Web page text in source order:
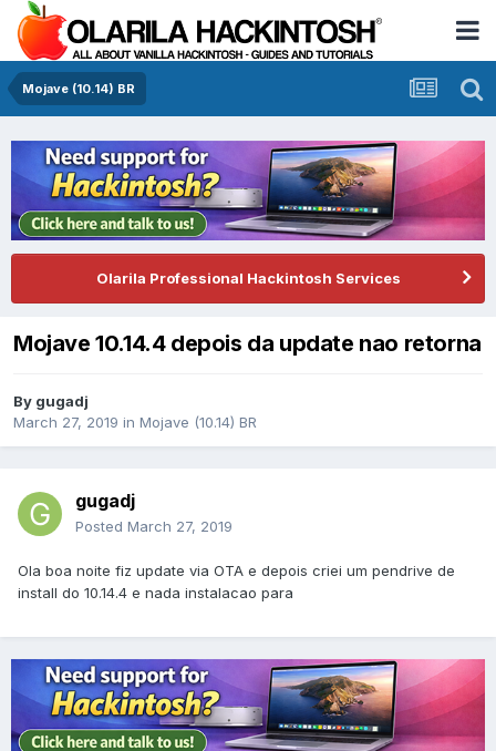
Mojave (10.14) BR
Olarila Professional Hackintosh Services
Mojave 10.14.4 depois da update nao retorna
By gugadj
March 27, 2019 in Mojave (10.14) BR
gugadj
Posted March 27, 2019
Ola boa noite fiz update via OTA e depois criei um pendrive de
install do 10.14.4 e nada instalacao para